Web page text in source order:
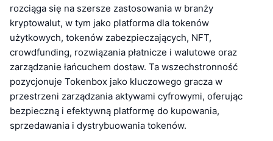
rozciąga się na szersze zastosowania w branży
kryptowalut, w tym jako platforma dla tokenów
użytkowych, tokenów zabezpieczających, NFT,
crowdfunding, rozwiązania płatnicze i walutowe oraz
zarządzanie łańcuchem dostaw. Ta wszechstronność
pozycjonuje Tokenbox jako kluczowego gracza w
przestrzeni zarządzania aktywami cyfrowymi, oferując
bezpieczną i efektywną platformę do kupowania,
sprzedawania i dystrybuowania tokenów.